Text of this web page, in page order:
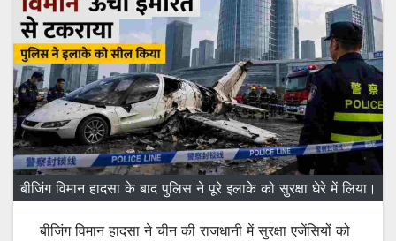
बीजिंग विमान हादसा के बाद पुलिस ने पूरे इलाके को सुरक्षा घेरे में लिया।
बीजिंग विमान हादसा ने चीन की राजधानी में सुरक्षा एजेंसियों को